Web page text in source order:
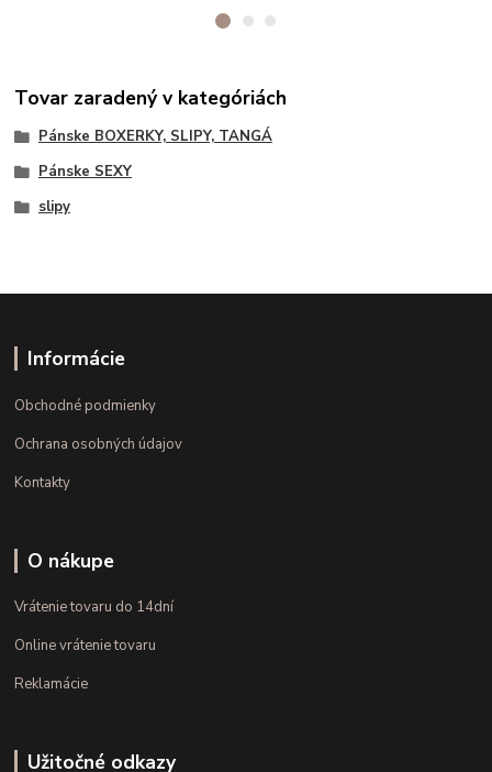
Tovar zaradený v kategóriách
Pánske BOXERKY, SLIPY, TANGÁ
Pánske SEXY
slipy
Informácie
Obchodné podmienky
Ochrana osobných údajov
Kontakty
O nákupe
Vrátenie tovaru do 14dní
Online vrátenie tovaru
Reklamácie
Užitočné odkazy